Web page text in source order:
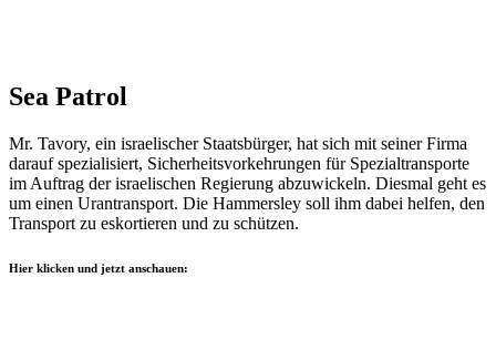
Sea Patrol
Mr. Tavory, ein israelischer Staatsbürger, hat sich mit seiner Firma
darauf spezialisiert, Sicherheitsvorkehrungen für Spezialtransporte
im Auftrag der israelischen Regierung abzuwickeln. Diesmal geht es
um einen Urantransport. Die Hammersley soll ihm dabei helfen, den
Transport zu eskortieren und zu schützen.
Hier klicken und jetzt anschauen: